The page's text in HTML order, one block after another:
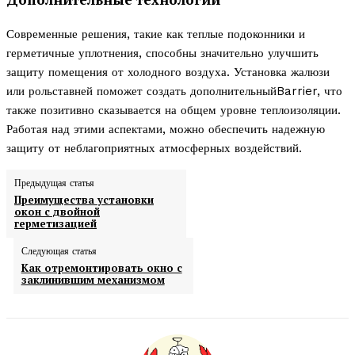
Современные решения, такие как теплые подоконники и
герметичные уплотнения, способны значительно улучшить
защиту помещения от холодного воздуха. Установка жалюзи
или рольставней поможет создать дополнительныйBarrier, что
также позитивно сказывается на общем уровне теплоизоляции.
Работая над этими аспектами, можно обеспечить надежную
защиту от неблагоприятных атмосферных воздействий.
Предыдущая статья
Преимущества установки
окон с двойной
герметизацией
Следующая статья
Как отремонтировать окно с
заклинившим механизмом